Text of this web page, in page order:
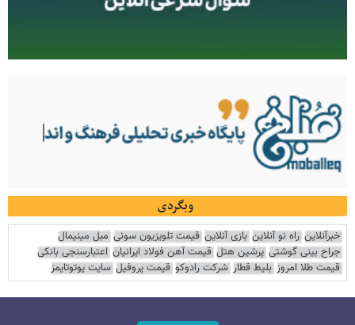
وبگردی
خبرآنلاین راه نو آنلاین بازی آنلاین قیمت تلویزیون سونی مبل مینیمال
جراح بینی گوشتی پرشین هتل قیمت آهن فولاد ایرانیان اعتبارسنجی بانکی
قیمت طلا امروز بلیط قطار شرکت رادوکو قیمت پروفیل سایت یوتوتایمز